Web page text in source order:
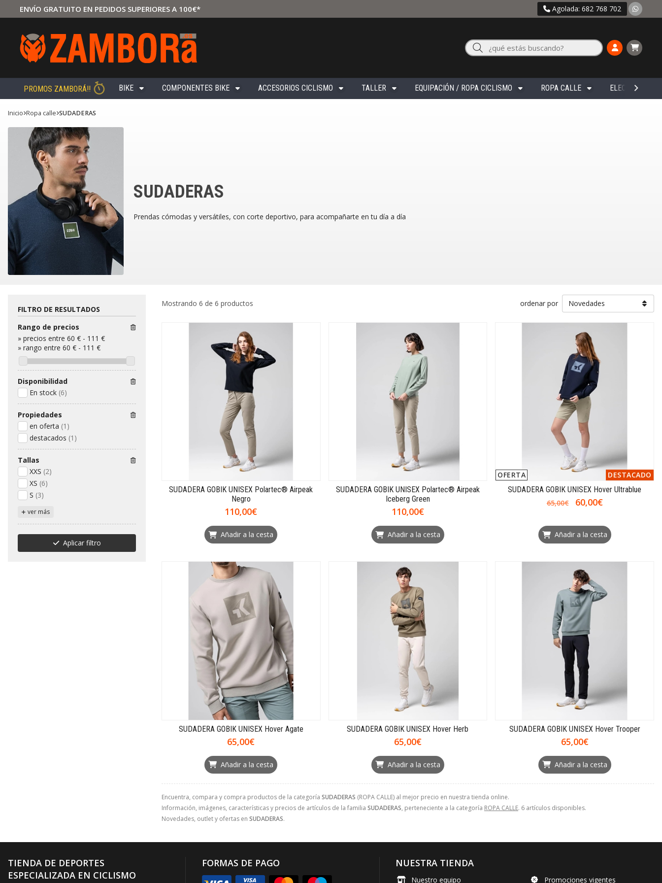
ENVÍO GRATUITO EN PEDIDOS SUPERIORES A 100€* Agolada: 682 768 702
Buscar
PROMOS ZAMBORÁ!! BIKE COMPONENTES BIKE ACCESORIOS CICLISMO TALLER EQUIPACIÓN / ROPA CICLISMO ROPA CALLE ELECTRÓNICA
Inicio ropa calle SUDADERAS
SUDADERAS
Prendas cómodas y versátiles, con corte deportivo, para acompañarte en tu día a día
Encuentra, compara y compra productos de la categoría SUDADERAS (ROPA CALLE) al mejor precio en nuestra tienda online.
Información, imágenes, características y precios de artículos de la familia SUDADERAS, perteneciente a la categoría ROPA CALLE. 6 artículos disponibles.
Novedades, outlet y ofertas en SUDADERAS.
Mostrando 6 de 6 productos ordenar por
SUDADERA GOBIK UNISEX Polartec® Airpeak
Negro
110,00€
Añadir a la cesta
SUDADERA GOBIK UNISEX Polartec® Airpeak
Iceberg Green
110,00€
Añadir a la cesta
OFERTA
DESTACADO
SUDADERA GOBIK UNISEX Hover Ultrablue
65,00€
60,00€
Añadir a la cesta
SUDADERA GOBIK UNISEX Hover Agate
65,00€
Añadir a la cesta
SUDADERA GOBIK UNISEX Hover Herb
65,00€
Añadir a la cesta
SUDADERA GOBIK UNISEX Hover Trooper
65,00€
Añadir a la cesta
FILTRO DE RESULTADOS
Rango de precios
» precios entre 60 € - 111 €
» rango entre 60 € - 111 €
Disponibilidad
En stock (6)
Propiedades
en oferta (1)
destacados (1)
Tallas
XXS (2)
XS (6)
S (3)
ver más
Aplicar filtro
TIENDA DE DEPORTES
ESPECIALIZADA EN CICLISMO
FORMAS DE PAGO NUESTRA TIENDA
Nuestro equipo Promociones vigentes